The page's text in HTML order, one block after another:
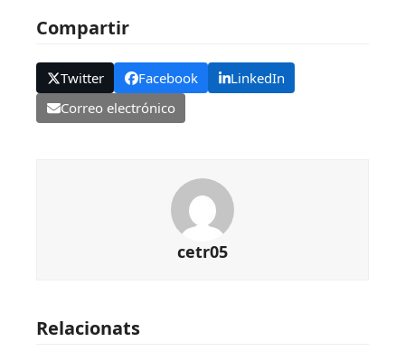
Compartir
Twitter Facebook
LinkedIn
Correo electrónico
cetr05
Relacionats